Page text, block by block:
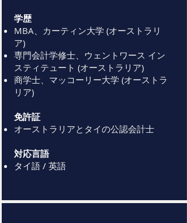
学歴
MBA、カーティン大学 (オーストラリ
ア)
専門会計学修士、ウェントワース イン
スティテュート (オーストラリア)
商学士、マッコーリー大学 (オーストラ
リア)
免許証​しょう
オーストラリアとタイの公認会計士
対応言語
タイ語 / 英語